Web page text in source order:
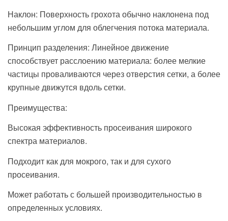
Наклон: Поверхность грохота обычно наклонена под
небольшим углом для облегчения потока материала.
Принцип разделения: Линейное движение
способствует расслоению материала: более мелкие
частицы проваливаются через отверстия сетки, а более
крупные движутся вдоль сетки.
Преимущества:
Высокая эффективность просеивания широкого
спектра материалов.
Подходит как для мокрого, так и для сухого
просеивания.
Может работать с большей производительностью в
определенных условиях.